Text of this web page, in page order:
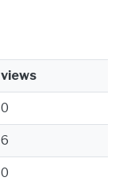
views
0
6
0